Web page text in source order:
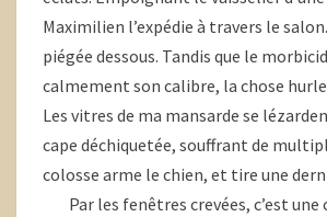
Maximilien l’expédie à travers le
piégée dessous. Tandis que le
calmement son calibre, la chose
Les vitres de ma mansarde se
cape déchiquetée, souffrant de
colosse arme le chien, et tire une
Par les fenêtres crevées, c’est une